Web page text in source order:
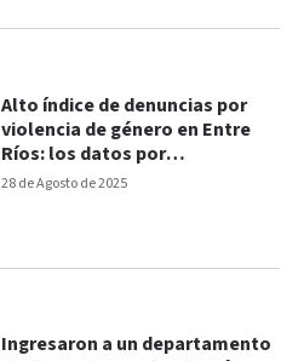
28 de Agosto de 2025
Alto índice de denuncias por
violencia de género en Entre
Ríos: los datos por
departamento
Ingresaron a un departamento